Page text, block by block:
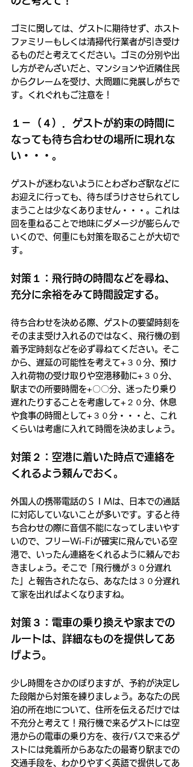
ゴミに関しては、ゲストに期待せず、ホスト
ファミリーもしくは清掃代行業者が引き受け
るものだと考えてください。ゴミの分別や出
し方がぞんざいだと、マンションや近隣住民
からクレームを受け、大問題に発展しがちで
す。くれぐれもご注意を！
１－（４）．ゲストが約束の時間に
なっても待ち合わせの場所に現れな
い・・・。
ゲストが迷わないようにとわざわざ駅などに
お迎えに行っても、待ちぼうけさせられてし
まうことは少なくありません・・・。これは
回を重ねることで地味にダメージが膨らんで
いくので、何重にも対策を取ることが大切で
す。
対策１：飛行時の時間などを尋ね、
充分に余裕をみて時間設定する。
待ち合わせを決める際、ゲストの要望時刻を
そのまま受け入れるのではなく、飛行機の到
着予定時刻などを必ず尋ねてください。そこ
から、遅延の可能性を考えて+３０分、預け
入れ荷物の受け取りや空港移動に+３０分、
駅までの所要時間を+〇〇分、迷ったり乗り
遅れたりすることを考慮して+２０分、休息
や食事の時間として+３０分・・・と、これ
くらいは考慮に入れて時間を決めましょう。
対策２：空港に着いた時点で連絡を
くれるよう頼んでおく。
外国人の携帯電話のＳＩＭは、日本での通話
に対応していないことが多いです。すると待
ち合わせの際に音信不能になってしまいやす
いので、フリーWi-Fiが確実に飛んでいる空
港で、いったん連絡をくれるように頼んでお
きましょう。そこで「飛行機が３０分遅れ
た」と報告されたなら、あなたは３０分遅れ
て家を出ればよくなりますね。
対策３：電車の乗り換えや家までの
ルートは、詳細なものを提供してあ
げよう。
少し時間をさかのぼりますが、予約が決定し
た段階から対策を練りましょう。あなたの民
泊の所在地について、住所を伝えるだけでは
不充分と考えて！飛行機で来るゲストには空
港からの電車の乗り方を、夜行バスで来るゲ
ストには発着所からあなたの最寄り駅までの
交通手段を、わかりやすく英語で提供してあ